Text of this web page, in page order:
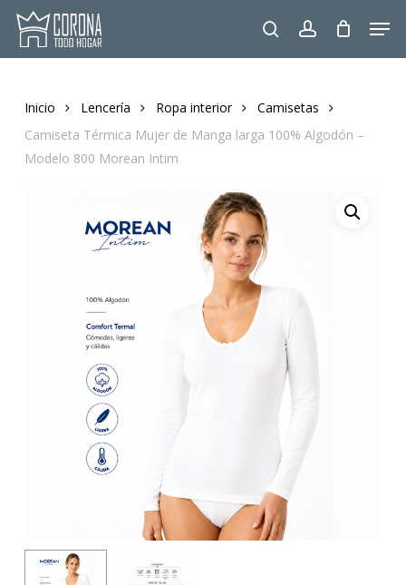
Skip
main
searchaccount
Inicio Lencería Ropa interior
Camisetas
Camiseta Térmica Mujer de Manga larga 100% Algodón –
Modelo 800 Morean Intim